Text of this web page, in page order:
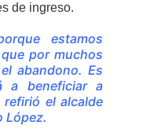
de ingreso.
estamos
por muchos
abandono. Es
a beneficiar a
refirió el alcalde
López.